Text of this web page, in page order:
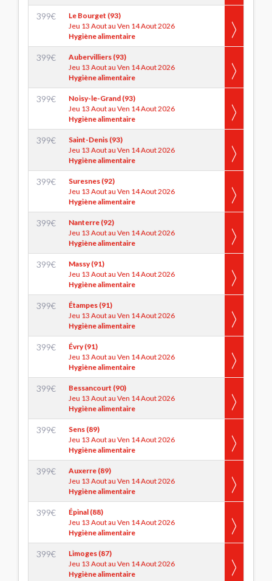
399€
Le Bourget (93)
Jeu 13 Aout au Ven 14 Aout 2026
Hygiène alimentaire
399€
Aubervilliers (93)
Jeu 13 Aout au Ven 14 Aout 2026
Hygiène alimentaire
399€
Noisy-le-Grand (93)
Jeu 13 Aout au Ven 14 Aout 2026
Hygiène alimentaire
399€
Saint-Denis (93)
Jeu 13 Aout au Ven 14 Aout 2026
Hygiène alimentaire
399€
Suresnes (92)
Jeu 13 Aout au Ven 14 Aout 2026
Hygiène alimentaire
399€
Nanterre (92)
Jeu 13 Aout au Ven 14 Aout 2026
Hygiène alimentaire
399€
Massy (91)
Jeu 13 Aout au Ven 14 Aout 2026
Hygiène alimentaire
399€
Étampes (91)
Jeu 13 Aout au Ven 14 Aout 2026
Hygiène alimentaire
399€
Évry (91)
Jeu 13 Aout au Ven 14 Aout 2026
Hygiène alimentaire
399€
Bessancourt (90)
Jeu 13 Aout au Ven 14 Aout 2026
Hygiène alimentaire
399€
Sens (89)
Jeu 13 Aout au Ven 14 Aout 2026
Hygiène alimentaire
399€
Auxerre (89)
Jeu 13 Aout au Ven 14 Aout 2026
Hygiène alimentaire
399€
Épinal (88)
Jeu 13 Aout au Ven 14 Aout 2026
Hygiène alimentaire
399€
Limoges (87)
Jeu 13 Aout au Ven 14 Aout 2026
Hygiène alimentaire